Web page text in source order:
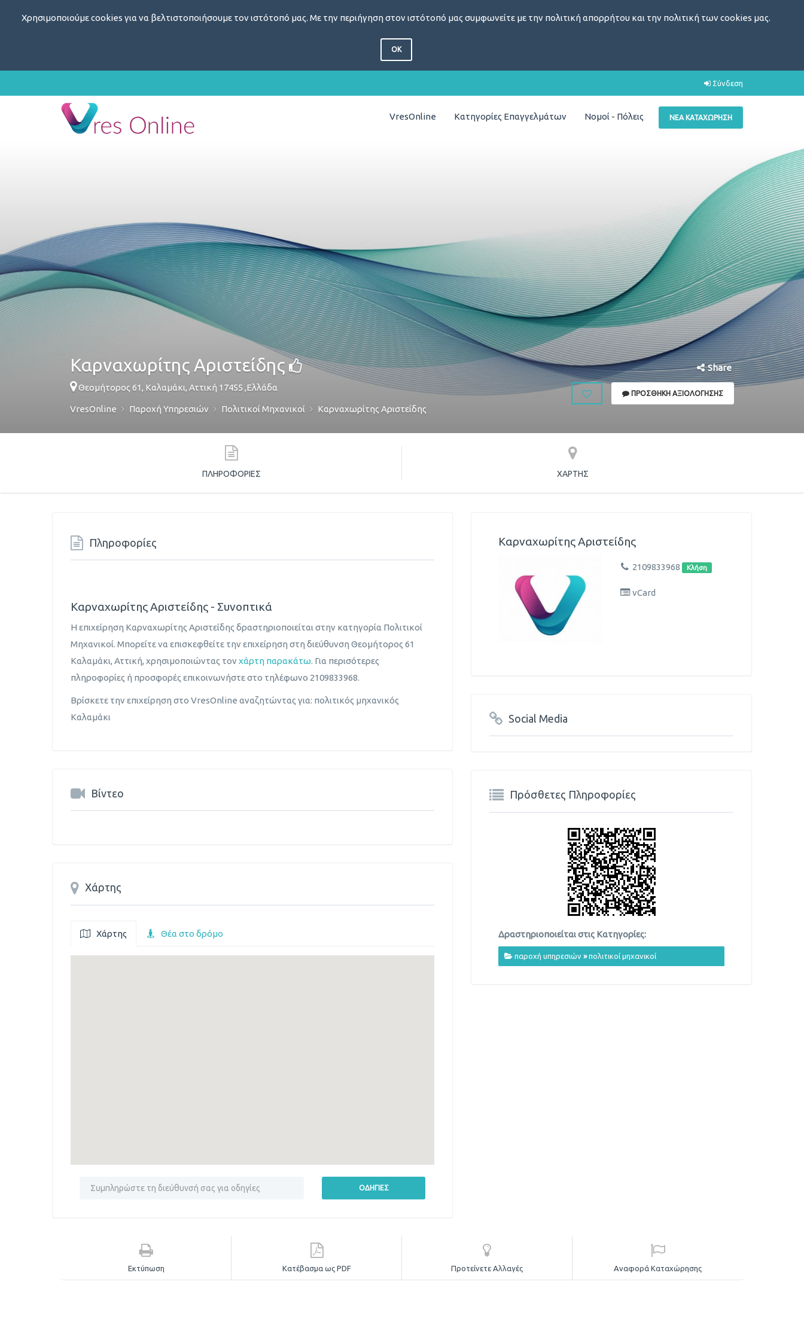
Χρησιμοποιούμε cookies για να βελτιστοποιήσουμε τον ιστότοπό μας. Με την περιήγηση στον ιστότοπό μας συμφωνείτε με την πολιτική απορρήτου και την πολιτική των cookies μας.
OK
Σύνδεση
ΝΈΑ ΚΑΤΑΧΏΡΗΣΗ
VresOnline Κατηγορίες Επαγγελμάτων Νομοί - Πόλεις
Καρναχωρίτης Αριστείδης
Θεομήτορος 61, Καλαμάκι, Αττική 17455 ,Ελλάδα
VresOnline Παροχή Υπηρεσιών Πολιτικοί Μηχανικοί Καρναχωρίτης Αριστείδης
Share
ΠΡΟΣΘΉΚΗ ΑΞΙΟΛΌΓΗΣΗΣ
ΠΛΗΡΟΦΟΡΊΕΣ ΧΆΡΤΗΣ
Πληροφορίες
Καρναχωρίτης Αριστείδης - Συνοπτικά
Η επιχείρηση Καρναχωρίτης Αριστείδης δραστηριοποιείται στην κατηγορία Πολιτικοί
Μηχανικοί. Μπορείτε να επισκεφθείτε την επιχείρηση στη διεύθυνση Θεομήτορος 61
Καλαμάκι, Αττική, χρησιμοποιώντας τον χάρτη παρακάτω. Για περισότερες
πληροφορίες ή προσφορές επικοινωνήστε στο τηλέφωνο 2109833968.
Βρίσκετε την επιχείρηση στο VresOnline αναζητώντας για: πολιτικός μηχανικός
Καλαμάκι
Βίντεο
Χάρτης
Χάρτης Θέα στο δρόμο
Καρναχωρίτης Αριστείδης
2109833968 Κλήση
vCard
Social Media
Πρόσθετες Πληροφορίες
Δραστηριοποιείται στις Κατηγορίες:
παροχή υπηρεσιών »πολιτικοί μηχανικοί
Εκτύπωση Κατέβασμα ως PDF Προτείνετε Αλλαγές Αναφορά Καταχώρησης